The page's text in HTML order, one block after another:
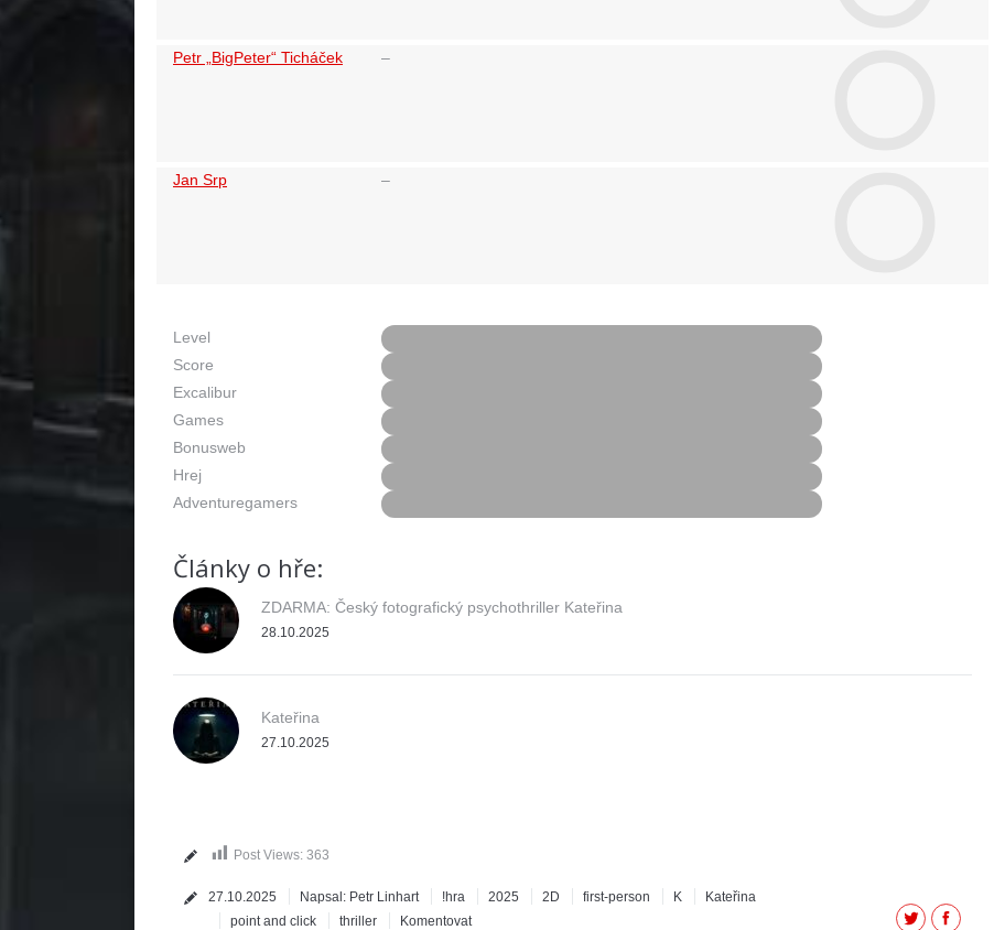
Petr „BigPeter“ Ticháček –
Jan Srp –
Level
Score
Excalibur
Games
Bonusweb
Hrej
Adventuregamers
Články o hře:
ZDARMA: Český fotografický psychothriller Kateřina
28.10.2025
Kateřina
27.10.2025
Post Views: 363
27.10.2025 Napsal: Petr Linhart !hra 2025 2D first-person K
Kateřina
point and click
thriller Komentovat Facebook
Twitter